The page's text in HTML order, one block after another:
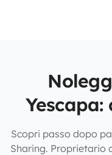
Yescapa:
Scopri passo dopo
Sharing. Proprietario